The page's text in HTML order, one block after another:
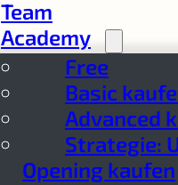
Team
Academy
Free
Basic
Advanced
Strategie:
Opening kaufen